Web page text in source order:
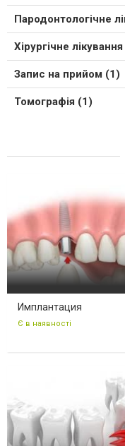
Пародонтологічне
Хірургічне
Запис на прийом (1)
Томографія (1)
Имплантация
Є в наявності